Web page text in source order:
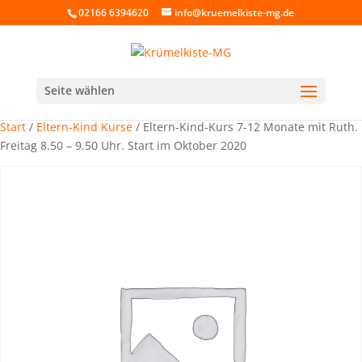
02166 6394620 info@kruemelkiste-mg.de
Seite wählen
Start / Eltern-Kind Kurse / Eltern-Kind-Kurs 7-12 Monate mit Ruth.
Freitag 8.50 – 9.50 Uhr. Start im Oktober 2020